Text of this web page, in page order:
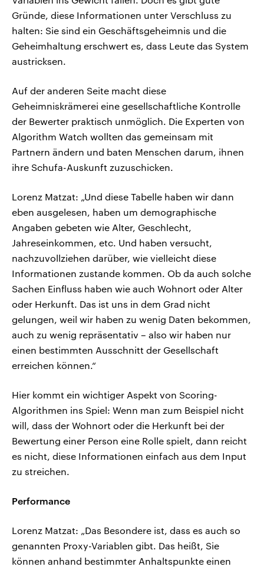
Gründe, diese Informationen unter Verschluss zu
halten: Sie sind ein Geschäftsgeheimnis und die
Geheimhaltung erschwert es, dass Leute das System
austricksen.
Auf der anderen Seite macht diese
Geheimniskrämerei eine gesellschaftliche Kontrolle
der Bewerter praktisch unmöglich. Die Experten von
Algorithm Watch wollten das gemeinsam mit
Partnern ändern und baten Menschen darum, ihnen
ihre Schufa-Auskunft zuzuschicken.
Lorenz Matzat: „Und diese Tabelle haben wir dann
eben ausgelesen, haben um demographische
Angaben gebeten wie Alter, Geschlecht,
Jahreseinkommen, etc. Und haben versucht,
nachzuvollziehen darüber, wie vielleicht diese
Informationen zustande kommen. Ob da auch solche
Sachen Einfluss haben wie auch Wohnort oder Alter
oder Herkunft. Das ist uns in dem Grad nicht
gelungen, weil wir haben zu wenig Daten bekommen,
auch zu wenig repräsentativ – also wir haben nur
einen bestimmten Ausschnitt der Gesellschaft
erreichen können.“
Hier kommt ein wichtiger Aspekt von Scoring-
Algorithmen ins Spiel: Wenn man zum Beispiel nicht
will, dass der Wohnort oder die Herkunft bei der
Bewertung einer Person eine Rolle spielt, dann reicht
es nicht, diese Informationen einfach aus dem Input
zu streichen.
Performance
Lorenz Matzat: „Das Besondere ist, dass es auch so
genannten Proxy-Variablen gibt. Das heißt, Sie
können anhand bestimmter Anhaltspunkte einen